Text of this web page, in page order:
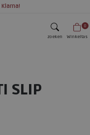
zoeken
0
Winkeltas
SLIP